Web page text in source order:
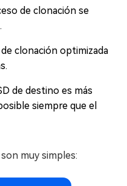
de clonación se
clonación optimizada
de destino es más
siempre que el
muy simples: